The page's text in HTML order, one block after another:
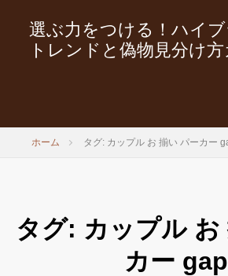
選ぶ力をつける！ハイ
トレンドと偽物見分け
ホーム タグ: カップル お 揃い パーカー
タグ: カップル
カー gap